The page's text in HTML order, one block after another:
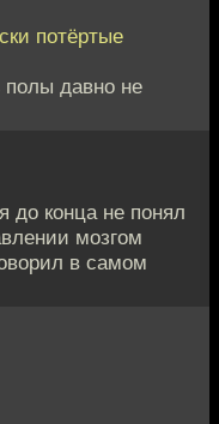
потёртые
полы давно не
до конца не понял
мозгом
в самом